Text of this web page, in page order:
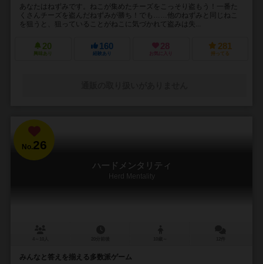
あなたはねずみです。ねこが集めたチーズをこっそり盗もう！一番た
くさんチーズを盗んだねずみが勝ち！でも……他のねずみと同じねこ
を狙うと、狙っていることがねこに気づかれて盗みは失...
20
興味あり
160
経験あり
28
お気に入り
281
持ってる
No.26
ハードメンタリティ
Herd Mentality
みんなと答えを揃える多数派ゲーム